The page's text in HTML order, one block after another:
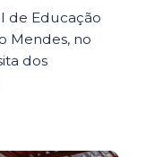
de Educação
Mendes, no
dos